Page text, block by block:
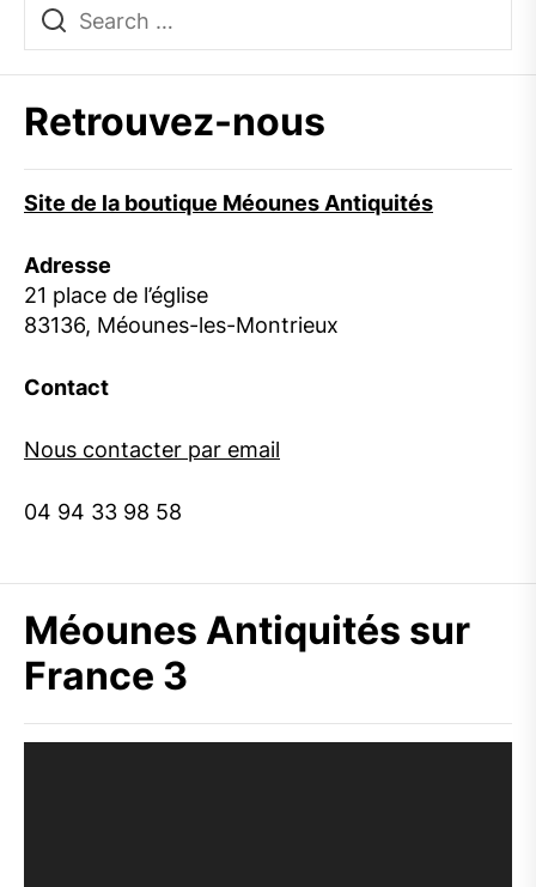
Retrouvez-nous
Site de la boutique Méounes Antiquités
Adresse
21 place de l’église
83136, Méounes-les-Montrieux
Contact
Nous contacter par email
04 94 33 98 58
Méounes Antiquités sur
France 3